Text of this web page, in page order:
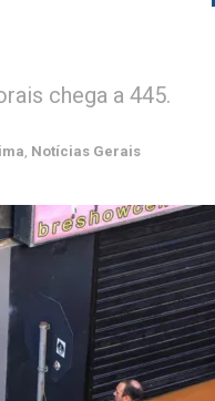
chega a 445.
Notícias Gerais